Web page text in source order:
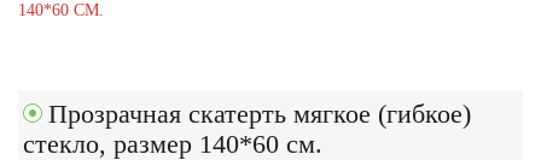
140*60 СМ.
Прозрачная скатерть мягкое (гибкое)
стекло, размер 140*60 см.